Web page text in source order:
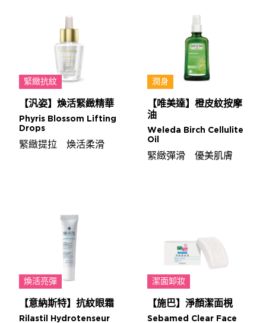
緊緻抗紋
【汎姿】煥活緊緻精華
Phyris Blossom Lifting
Drops
緊緻提拉 煥活柔滑
潤身
【唯美達】橙皮紋按摩
油
Weleda Birch Cellulite
Oil
緊緻彈滑 優美肌膚
煥活亮彈
【意納斯特】抗紋眼霜
Rilastil Hydrotenseur
潔面卸妝
【施巴】淨顏潔面梘
Sebamed Clear Face